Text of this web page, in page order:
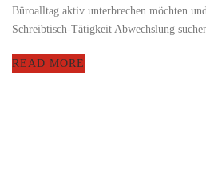
Büroalltag aktiv unterbrechen möchten
Schreibtisch-Tätigkeit Abwechslung
READ MORE